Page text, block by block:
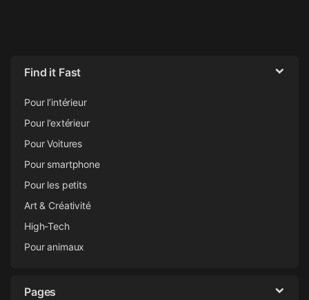
Find it Fast
Pour l’intérieur
Pour l’extérieur
Pour Voitures
Pour smartphone
Pour les petits
Art & Créativité
High-Tech
Pour animaux
Pages